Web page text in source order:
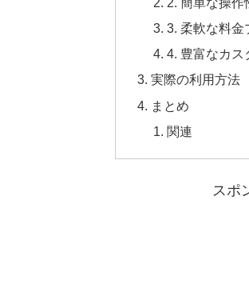
3. 柔軟な料金
4. 豊富なカス
実際の利用方法
まとめ
関連
スポ